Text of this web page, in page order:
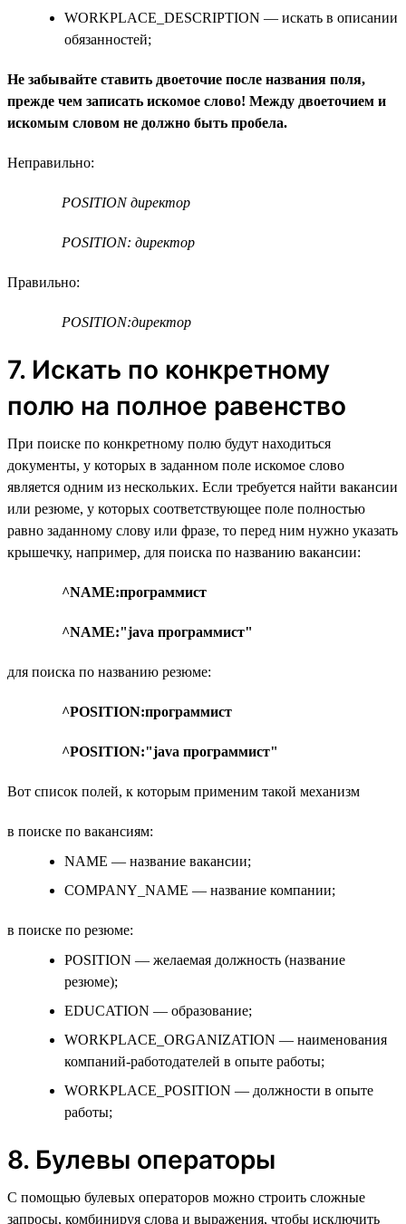
WORKPLACE_DESCRIPTION — искать в описании
обязанностей;
Не забывайте ставить двоеточие после названия поля,
прежде чем записать искомое слово! Между двоеточием и
искомым словом не должно быть пробела.
Неправильно:
POSITION директор
POSITION: директор
Правильно:
POSITION:директор
7. Искать по конкретному
полю на полное равенство
При поиске по конкретному полю будут находиться
документы, у которых в заданном поле искомое слово
является одним из нескольких. Если требуется найти вакансии
или резюме, у которых соответствующее поле полностью
равно заданному слову или фразе, то перед ним нужно указать
крышечку, например, для поиска по названию вакансии:
^NAME:программист
^NAME:"java программист"
для поиска по названию резюме:
^POSITION:программист
^POSITION:"java программист"
Вот список полей, к которым применим такой механизм
в поиске по вакансиям:
NAME — название вакансии;
COMPANY_NAME — название компании;
в поиске по резюме:
POSITION — желаемая должность (название
резюме);
EDUCATION — образование;
WORKPLACE_ORGANIZATION — наименования
компаний-работодателей в опыте работы;
WORKPLACE_POSITION — должности в опыте
работы;
8. Булевы операторы
С помощью булевых операторов можно строить сложные
запросы, комбинируя слова и выражения, чтобы исключить